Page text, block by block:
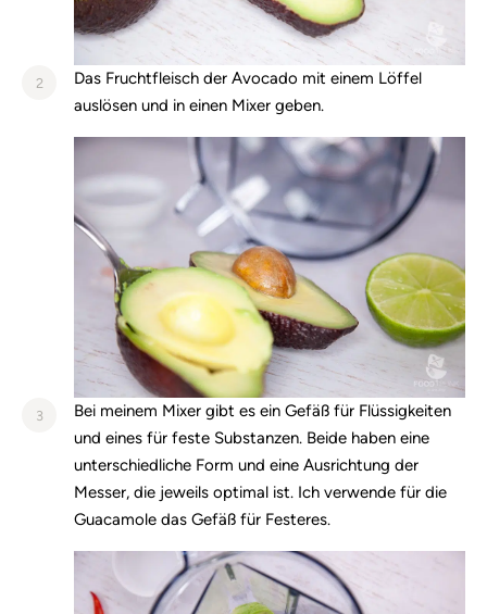
2
Das Fruchtfleisch der Avocado mit einem Löffel
auslösen und in einen Mixer geben.
3
Bei meinem Mixer gibt es ein Gefäß für Flüssigkeiten
und eines für feste Substanzen. Beide haben eine
unterschiedliche Form und eine Ausrichtung der
Messer, die jeweils optimal ist. Ich verwende für die
Guacamole das Gefäß für Festeres.